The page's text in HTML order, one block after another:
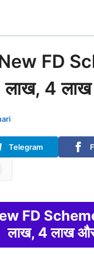
FD
4 लाख
Telegram
FD
लाख, 4 लाख और